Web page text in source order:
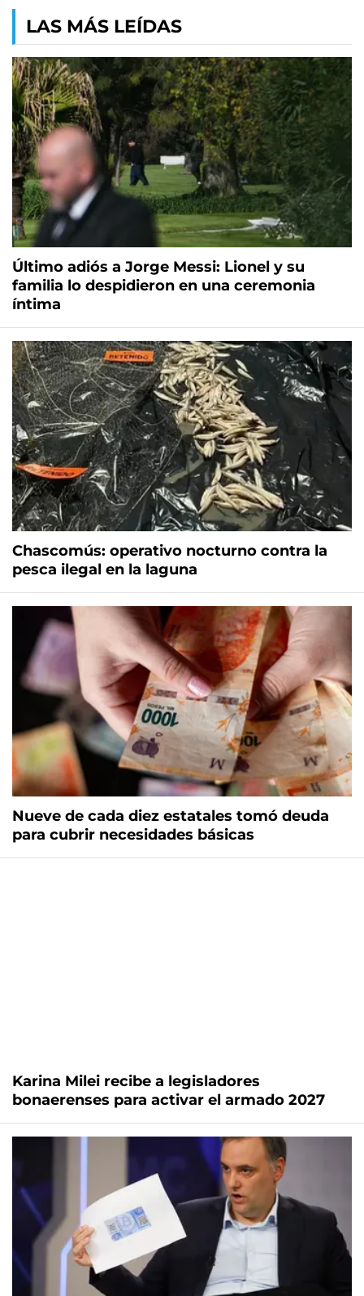
LAS MÁS LEÍDAS
Último adiós a Jorge Messi: Lionel y su
familia lo despidieron en una ceremonia
íntima
Chascomús: operativo nocturno contra la
pesca ilegal en la laguna
Nueve de cada diez estatales tomó deuda
para cubrir necesidades básicas
Karina Milei recibe a legisladores
bonaerenses para activar el armado 2027